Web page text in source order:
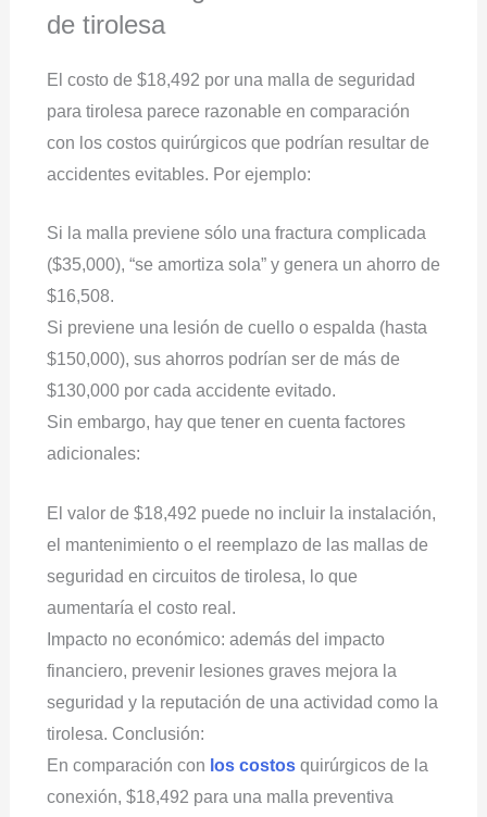
de tirolesa
El costo de $18,492 por una malla de seguridad
para tirolesa parece razonable en comparación
con los costos quirúrgicos que podrían resultar de
accidentes evitables. Por ejemplo:
Si la malla previene sólo una fractura complicada
($35,000), “se amortiza sola” y genera un ahorro de
$16,508.
Si previene una lesión de cuello o espalda (hasta
$150,000), sus ahorros podrían ser de más de
$130,000 por cada accidente evitado.
Sin embargo, hay que tener en cuenta factores
adicionales:
El valor de $18,492 puede no incluir la instalación,
el mantenimiento o el reemplazo de las mallas de
seguridad en circuitos de tirolesa, lo que
aumentaría el costo real.
Impacto no económico: además del impacto
financiero, prevenir lesiones graves mejora la
seguridad y la reputación de una actividad como la
tirolesa. Conclusión:
En comparación con los costosquirúrgicos de la
conexión, $18,492 para una malla preventiva